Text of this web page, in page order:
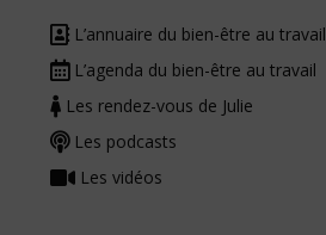
L’annuaire du bien-être au travail
L’agenda du bien-être au travail
Les rendez-vous de Julie
Les podcasts
Les vidéos